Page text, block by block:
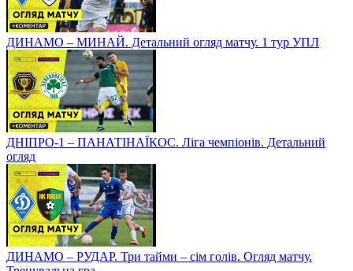
ДИНАМО – МИНАЙ. Детальний огляд матчу. 1 тур УПЛ
ДНІПРО-1 – ПАНАТІНАЇКОС. Ліга чемпіонів. Детальний
огляд
ДИНАМО – РУДАР. Три тайми – сім голів. Огляд матчу.